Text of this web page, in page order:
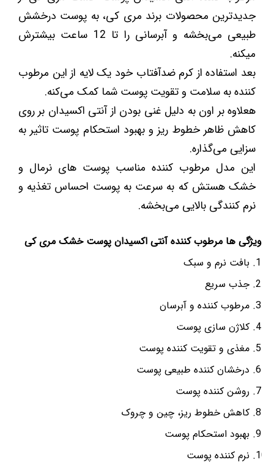
جدیدترین محصولات برند مری کی، به پوست درخشش
طبیعی می‌بخشه و آبرسانی را تا 12 ساعت بیشترش
میکنه.
بعد استفاده از کرم ضدآفتاب خود یک لایه از این مرطوب
کننده به سلامت و تقویت پوست شما کمک می‌کنه.
هعلاوه بر اون به دلیل غنی بودن از آنتی اکسیدان بر روی
کاهش ظاهر خطوط ریز و بهبود استحکام پوست تاثیر به
سزایی می‌گذاره.
این مدل مرطوب کننده مناسب پوست های نرمال و
خشک هستش که به سرعت به پوست احساس تغذیه و
نرم کنندگی بالایی می‌بخشه.
ویژگی ها مرطوب کننده آنتی اکسیدان پوست خشک مری کی
بافت نرم و سبک
جذب سریع
مرطوب کننده و آبرسان
کلاژن سازی پوست
مغذی و تقویت کننده پوست
درخشان کننده طبیعی پوست
روشن کننده پوست
کاهش خطوط ریز، چین و چروک
بهبود استحکام پوست
نرم کننده پوست